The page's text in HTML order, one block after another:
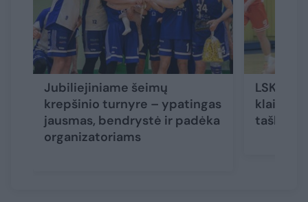
Jubiliejiniame šeimų
krepšinio turnyre – ypatingas
jausmas, bendrystė ir padėka
organizatoriams
LSKL
taškų